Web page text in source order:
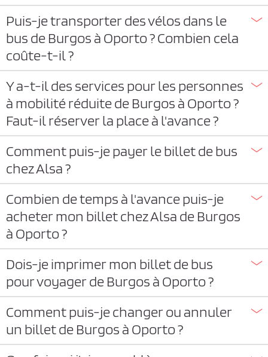
Puis-je transporter des vélos dans le
bus de Burgos à Oporto ? Combien cela
coûte-t-il ?
Y a-t-il des services pour les personnes
à mobilité réduite de Burgos à Oporto ?
Faut-il réserver la place à l'avance ?
Comment puis-je payer le billet de bus
chez Alsa ?
Combien de temps à l'avance puis-je
acheter mon billet chez Alsa de Burgos
à Oporto ?
Dois-je imprimer mon billet de bus
pour voyager de Burgos à Oporto ?
Comment puis-je changer ou annuler
un billet de Burgos à Oporto ?